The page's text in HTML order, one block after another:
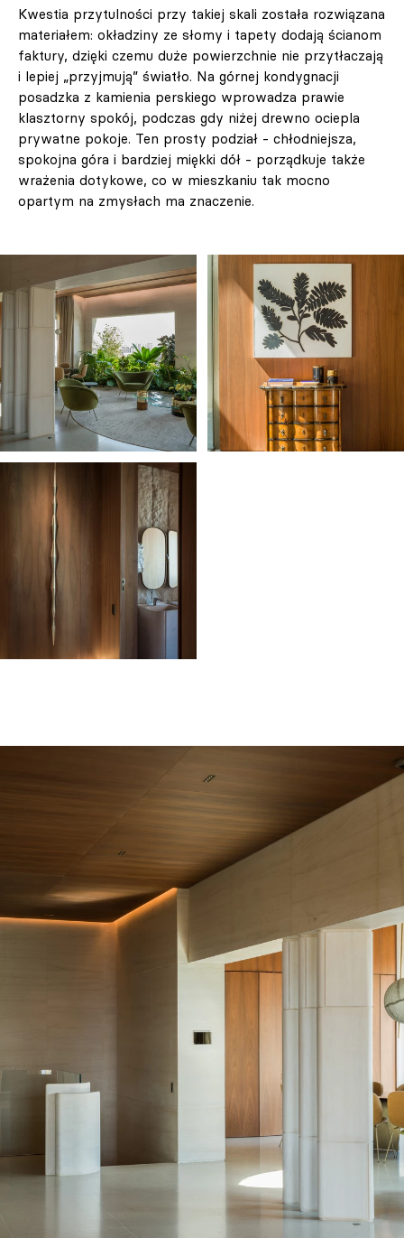
Kwestia przytulności przy takiej skali została rozwiązana
materiałem: okładziny ze słomy i tapety dodają ścianom
faktury, dzięki czemu duże powierzchnie nie przytłaczają
i lepiej „przyjmują” światło. Na górnej kondygnacji
posadzka z kamienia perskiego wprowadza prawie
klasztorny spokój, podczas gdy niżej drewno ociepla
prywatne pokoje. Ten prosty podział - chłodniejsza,
spokojna góra i bardziej miękki dół - porządkuje także
wrażenia dotykowe, co w mieszkaniu tak mocno
opartym na zmysłach ma znaczenie.